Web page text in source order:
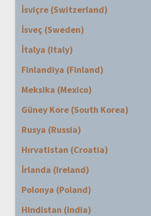
İsviçre (Switzerland)
İsveç (Sweden)
İtalya (Italy)
Finlandiya (Finland)
Meksika (Mexico)
Güney Kore (South Korea)
Rusya (Russia)
Hırvatistan (Croatia)
İrlanda (Ireland)
Polonya (Poland)
Hindistan (India)